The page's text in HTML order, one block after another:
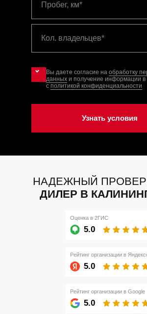
Пробег, км*
Кол. владельцев*
Вы даете согласие на обработку
данных и получение информации в
с политикой конфиденциальности
Узнать условия
НАДЕЖНЫЙ
ДИЛЕР В
Рейтинг организации в Google
5.0
Рейтинг организации в
5.0
Оценка в 2ГИС
5.0